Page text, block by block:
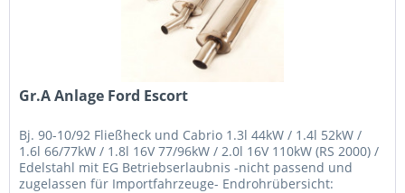
Gr.A Anlage Ford Escort
Bj. 90-10/92 Fließheck und Cabrio 1.3l 44kW / 1.4l 52kW /
1.6l 66/77kW / 1.8l 16V 77/96kW / 2.0l 16V 110kW (RS 2000) /
Edelstahl mit EG Betriebserlaubnis -nicht passend und
zugelassen für Importfahrzeuge- Endrohrübersicht: